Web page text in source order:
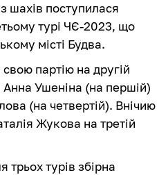
шахів поступилася
турі ЧЄ-2023, що
місті Будва.
партію на другій
Ушеніна (на першій)
(на четвертій). Внічию
Жукова на третій
трьох турів збірна